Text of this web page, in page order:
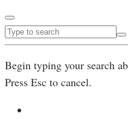
Begin typing your search
Press Esc to cancel.